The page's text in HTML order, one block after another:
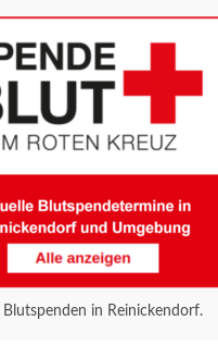
Blutspenden in Reinickendorf.